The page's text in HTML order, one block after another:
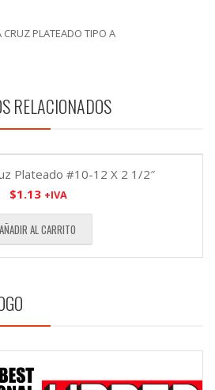
CRUZ PLATEADO TIPO A
RELACIONADOS
Plateado #10-12 X 2 1/2″
$1.13 +IVA
AÑADIR AL CARRITO